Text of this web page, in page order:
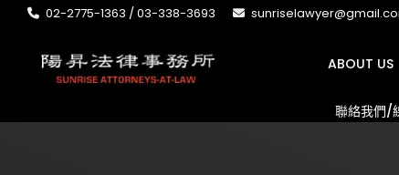
02-2775-1363 / 03-338-3693
ABOUT US
聯絡我們/